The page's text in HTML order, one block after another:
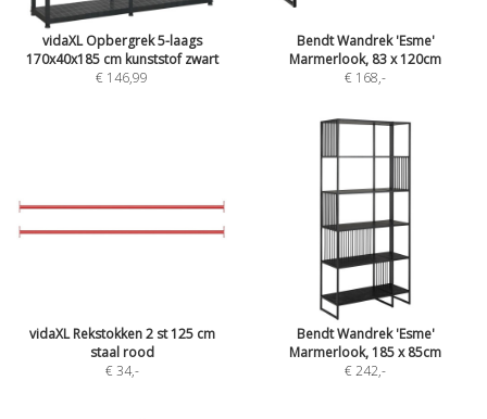
vidaXL Opbergrek 5-laags
170x40x185 cm kunststof zwart
€ 146,99
Bendt Wandrek 'Esme'
Marmerlook, 83 x 120cm
€ 168,-
vidaXL Rekstokken 2 st 125 cm
staal rood
€ 34,-
Bendt Wandrek 'Esme'
Marmerlook, 185 x 85cm
€ 242,-